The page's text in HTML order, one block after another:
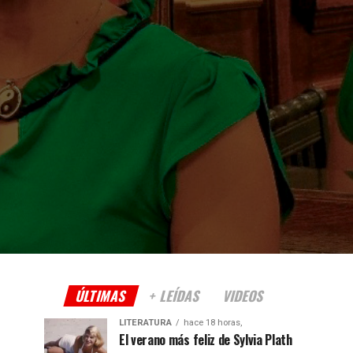
ÚLTIMAS + LEÍDAS VIDEOS
LITERATURA hace 18 horas,
El verano más feliz de Sylvia Plath